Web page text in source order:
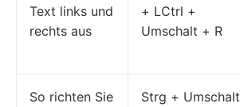
Text links und
rechts aus
+ LCtrl +
Umschalt + R
So richten Sie
Strg + Umschalt